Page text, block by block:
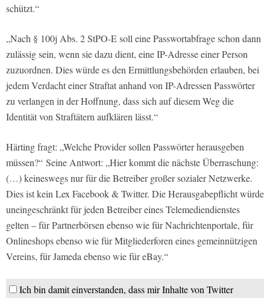
schützt.“
„Nach § 100j Abs. 2 StPO-E soll eine Passwortabfrage schon dann
zulässig sein, wenn sie dazu dient, eine IP-Adresse einer Person
zuzuordnen. Dies würde es den Ermittlungsbehörden erlauben, bei
jedem Verdacht einer Straftat anhand von IP-Adressen Passwörter
zu verlangen in der Hoffnung, dass sich auf diesem Weg die
Identität von Straftätern aufklären lässt.“
Härting fragt: „Welche Provider sollen Passwörter herausgeben
müssen?“ Seine Antwort: „Hier kommt die nächste Überraschung:
(…) keineswegs nur für die Betreiber großer sozialer Netzwerke.
Dies ist kein Lex Facebook & Twitter. Die Herausgabepflicht würde
uneingeschränkt für jeden Betreiber eines Telemediendienstes
gelten – für Partnerbörsen ebenso wie für Nachrichtenportale, für
Onlineshops ebenso wie für Mitgliederforen eines gemeinnützigen
Vereins, für Jameda ebenso wie für eBay.“
Ich bin damit einverstanden, dass mir Inhalte von Twitter